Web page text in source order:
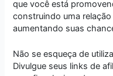
que você está
construindo uma
aumentando suas
Não se esqueça de
Divulgue seus links de